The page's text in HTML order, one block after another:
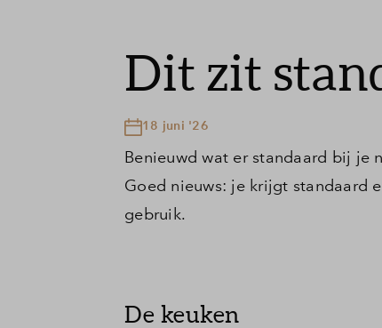
Dit zit
18 juni '26
Benieuwd wat er standaard bij je
Goed nieuws: je krijgt standaard
gebruik.
De keuken